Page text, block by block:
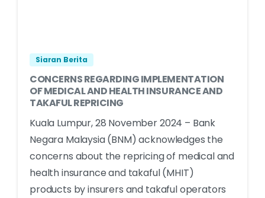
Siaran Berita
CONCERNS REGARDING IMPLEMENTATION
OF MEDICAL AND HEALTH INSURANCE AND
TAKAFUL REPRICING
Kuala Lumpur, 28 November 2024 – Bank
Negara Malaysia (BNM) acknowledges the
concerns about the repricing of medical and
health insurance and takaful (MHIT)
products by insurers and takaful operators